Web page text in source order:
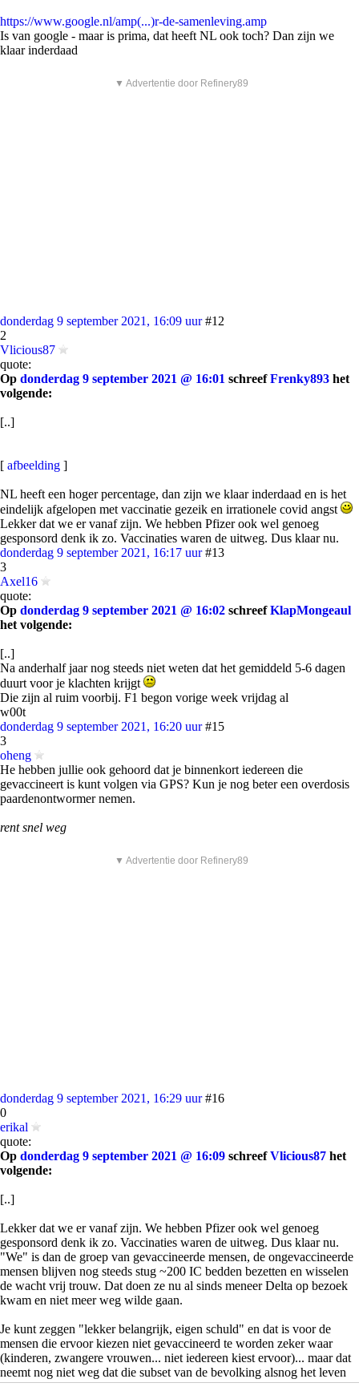
https://www.google.nl/amp(...)r-de-samenleving.amp
Is van google - maar is prima, dat heeft NL ook toch? Dan zijn we
klaar inderdaad
▼ Advertentie door Refinery89
donderdag 9 september 2021, 16:09 uur #12
2
Vlicious87
quote:
Op donderdag 9 september 2021 @ 16:01 schreefFrenky893 het
volgende:
[..]
[ afbeelding ]
NL heeft een hoger percentage, dan zijn we klaar inderdaad en is het
eindelijk afgelopen met vaccinatie gezeik en irrationele covid angst
Lekker dat we er vanaf zijn. We hebben Pfizer ook wel genoeg
gesponsord denk ik zo. Vaccinaties waren de uitweg. Dus klaar nu.
donderdag 9 september 2021, 16:17 uur #13
3
Axel16
quote:
Op donderdag 9 september 2021 @ 16:02 schreefKlapMongeaul
het volgende:
[..]
Na anderhalf jaar nog steeds niet weten dat het gemiddeld 5-6 dagen
duurt voor je klachten krijgt
Die zijn al ruim voorbij. F1 begon vorige week vrijdag al
w00t
donderdag 9 september 2021, 16:20 uur #15
3
oheng
He hebben jullie ook gehoord dat je binnenkort iedereen die
gevaccineert is kunt volgen via GPS? Kun je nog beter een overdosis
paardenontwormer nemen.
rent snel weg
▼ Advertentie door Refinery89
donderdag 9 september 2021, 16:29 uur #16
0
erikal
quote:
Op donderdag 9 september 2021 @ 16:09 schreefVlicious87 het
volgende:
[..]
Lekker dat we er vanaf zijn. We hebben Pfizer ook wel genoeg
gesponsord denk ik zo. Vaccinaties waren de uitweg. Dus klaar nu.
"We" is dan de groep van gevaccineerde mensen, de ongevaccineerde
mensen blijven nog steeds stug ~200 IC bedden bezetten en wisselen
de wacht vrij trouw. Dat doen ze nu al sinds meneer Delta op bezoek
kwam en niet meer weg wilde gaan.
Je kunt zeggen "lekker belangrijk, eigen schuld" en dat is voor de
mensen die ervoor kiezen niet gevaccineerd te worden zeker waar
(kinderen, zwangere vrouwen... niet iedereen kiest ervoor)... maar dat
neemt nog niet weg dat die subset van de bevolking alsnog het leven
zuur kan maken voor iedereen als de IC bezetting dadelijk weer van